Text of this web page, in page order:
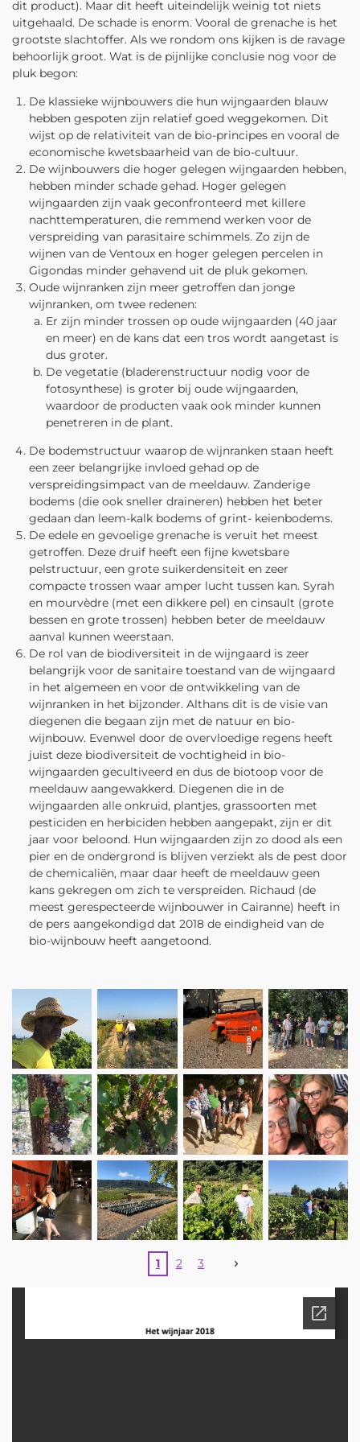
dit product). Maar dit heeft uiteindelijk weinig tot niets
uitgehaald. De schade is enorm. Vooral de grenache is het
grootste slachtoffer. Als we rondom ons kijken is de ravage
behoorlijk groot. Wat is de pijnlijke conclusie nog voor de
pluk begon:
De klassieke wijnbouwers die hun wijngaarden blauw
hebben gespoten zijn relatief goed weggekomen. Dit
wijst op de relativiteit van de bio-principes en vooral de
economische kwetsbaarheid van de bio-cultuur.
De wijnbouwers die hoger gelegen wijngaarden hebben,
hebben minder schade gehad. Hoger gelegen
wijngaarden zijn vaak geconfronteerd met killere
nachttemperaturen, die remmend werken voor de
verspreiding van parasitaire schimmels. Zo zijn de
wijnen van de Ventoux en hoger gelegen percelen in
Gigondas minder gehavend uit de pluk gekomen.
Oude wijnranken zijn meer getroffen dan jonge
wijnranken, om twee redenen:
Er zijn minder trossen op oude wijngaarden (40 jaar
en meer) en de kans dat een tros wordt aangetast is
dus groter.
De vegetatie (bladerenstructuur nodig voor de
fotosynthese) is groter bij oude wijngaarden,
waardoor de producten vaak ook minder kunnen
penetreren in de plant.
De bodemstructuur waarop de wijnranken staan heeft
een zeer belangrijke invloed gehad op de
verspreidingsimpact van de meeldauw. Zanderige
bodems (die ook sneller draineren) hebben het beter
gedaan dan leem-kalk bodems of grint- keienbodems.
De edele en gevoelige grenache is veruit het meest
getroffen. Deze druif heeft een fijne kwetsbare
pelstructuur, een grote suikerdensiteit en zeer
compacte trossen waar amper lucht tussen kan. Syrah
en mourvèdre (met een dikkere pel) en cinsault (grote
bessen en grote trossen) hebben beter de meeldauw
aanval kunnen weerstaan.
De rol van de biodiversiteit in de wijngaard is zeer
belangrijk voor de sanitaire toestand van de wijngaard
in het algemeen en voor de ontwikkeling van de
wijnranken in het bijzonder. Althans dit is de visie van
diegenen die begaan zijn met de natuur en bio-
wijnbouw. Evenwel door de overvloedige regens heeft
juist deze biodiversiteit de vochtigheid in bio-
wijngaarden gecultiveerd en dus de biotoop voor de
meeldauw aangewakkerd. Diegenen die in de
wijngaarden alle onkruid, plantjes, grassoorten met
pesticiden en herbiciden hebben aangepakt, zijn er dit
jaar voor beloond. Hun wijngaarden zijn zo dood als een
pier en de ondergrond is blijven verziekt als de pest door
de chemicaliën, maar daar heeft de meeldauw geen
kans gekregen om zich te verspreiden. Richaud (de
meest gerespecteerde wijnbouwer in Cairanne) heeft in
de pers aangekondigd dat 2018 de eindigheid van de
bio-wijnbouw heeft aangetoond.
1 2 3